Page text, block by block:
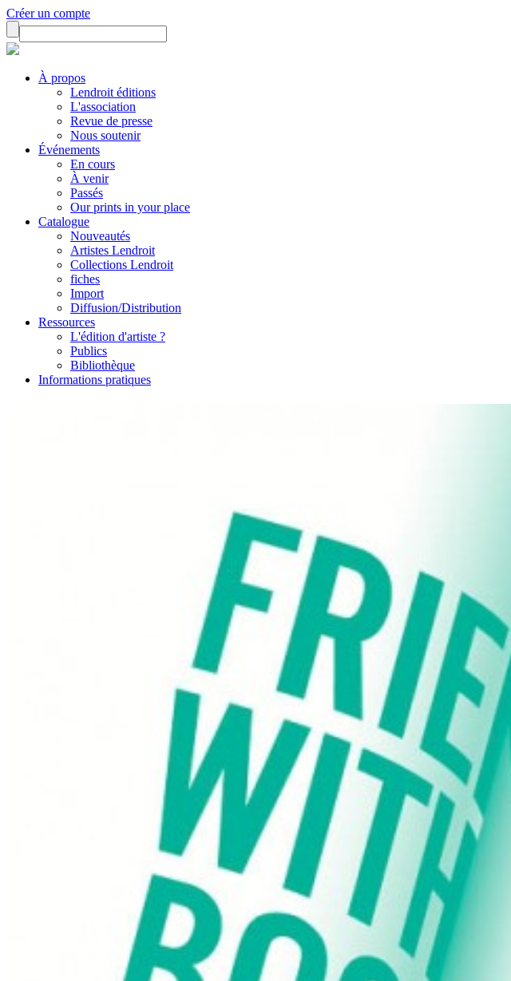
Créer un compte
À propos
Lendroit éditions
L'association
Revue de presse
Nous soutenir
Événements
En cours
À venir
Passés
Our prints in your place
Catalogue
Nouveautés
Artistes Lendroit
Collections Lendroit
fiches
Import
Diffusion/Distribution
Ressources
L'édition d'artiste ?
Publics
Bibliothèque
Informations pratiques